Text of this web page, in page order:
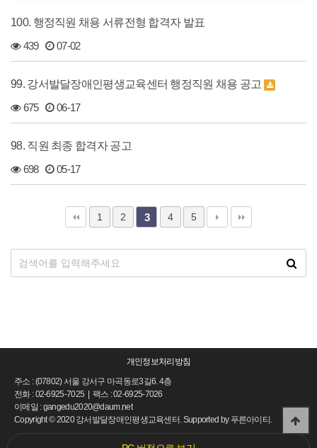
100. 행정직원 채용 서류전형 합격자 발표
439 07-02
99. 강서발달장애인평생교육센터 행정직원 채용 공고
675 06-17
98. 직원 최종 합격자 공고
698 05-17
1 2 3 4 5
개인정보처리방침
주소 : (07802) 서울 강서구 마곡동로3길6. 4층
전화 : 02-6925-7025 | 팩스 : 02-6925-7026
이메일 : gangedu2020@daum.net
Copyright©2020 강서발달장애인평생교육센터. Supported by 푸른아이티.